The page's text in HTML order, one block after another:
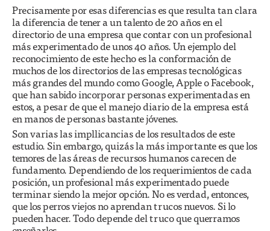
Precisamente por esas diferencias es que resulta tan clara
la diferencia de tener a un talento de 20 años en el
directorio de una empresa que contar con un profesional
más experimentado de unos 40 años. Un ejemplo del
reconocimiento de este hecho es la conformación de
muchos de los directorios de las empresas tecnológicas
más grandes del mundo como Google, Apple o Facebook,
que han sabido incorporar personas experimentadas en
estos, a pesar de que el manejo diario de la empresa está
en manos de personas bastante jóvenes.
Son varias las impllicancias de los resultados de este
estudio. Sin embargo, quizás la más importante es que los
temores de las áreas de recursos humanos carecen de
fundamento. Dependiendo de los requerimientos de cada
posición, un profesional más experimentado puede
terminar siendo la mejor opción. No es verdad, entonces,
que los perros viejos no aprendan trucos nuevos. Si lo
pueden hacer. Todo depende del truco que querramos